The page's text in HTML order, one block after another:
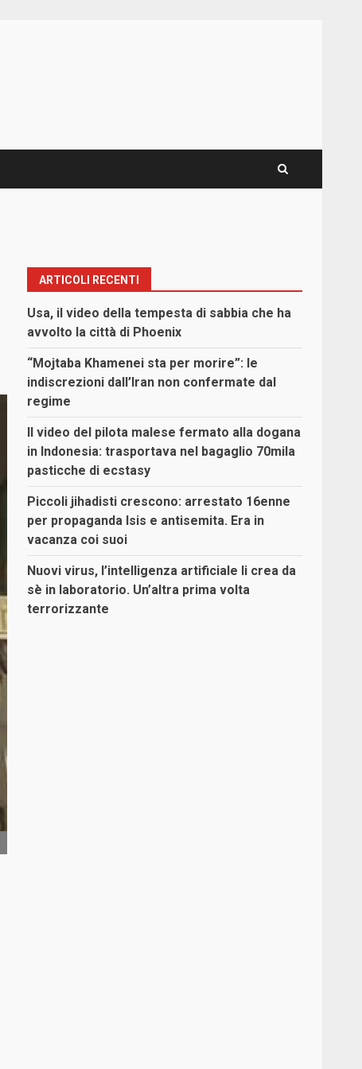
ARTICOLI RECENTI
Usa, il video della tempesta di sabbia che ha
avvolto la città di Phoenix
“Mojtaba Khamenei sta per morire”: le
indiscrezioni dall’Iran non confermate dal
regime
Il video del pilota malese fermato alla dogana
in Indonesia: trasportava nel bagaglio 70mila
pasticche di ecstasy
Piccoli jihadisti crescono: arrestato 16enne
per propaganda Isis e antisemita. Era in
vacanza coi suoi
Nuovi virus, l’intelligenza artificiale li crea da
sè in laboratorio. Un’altra prima volta
terrorizzante